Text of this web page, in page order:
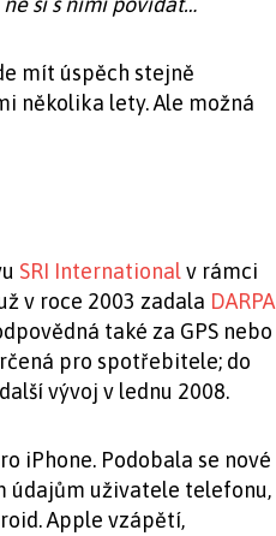
mít úspěch stejně
několika lety. Ale možná
SRI Internationalv rámci
v roce 2003 zadala DARPA
také za GPS nebo
pro spotřebitele; do
vývoj v lednu 2008.
iPhone. Podobala se nové
údajům uživatele telefonu,
Apple vzápětí,